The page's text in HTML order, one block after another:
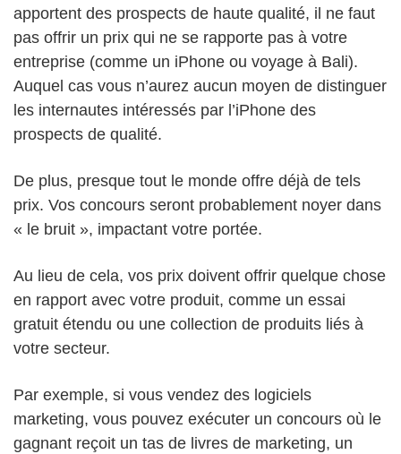
apportent des prospects de haute qualité, il ne faut
pas offrir un prix qui ne se rapporte pas à votre
entreprise (comme un iPhone ou voyage à Bali).
Auquel cas vous n’aurez aucun moyen de distinguer
les internautes intéressés par l’iPhone des
prospects de qualité.
De plus, presque tout le monde offre déjà de tels
prix. Vos concours seront probablement noyer dans
« le bruit », impactant votre portée.
Au lieu de cela, vos prix doivent offrir quelque chose
en rapport avec votre produit, comme un essai
gratuit étendu ou une collection de produits liés à
votre secteur.
Par exemple, si vous vendez des logiciels
marketing, vous pouvez exécuter un concours où le
gagnant reçoit un tas de livres de marketing, un